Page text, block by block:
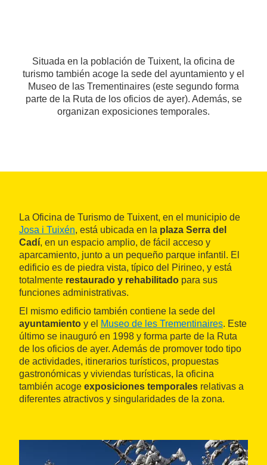
Situada en la población de Tuixent, la oficina de
turismo también acoge la sede del ayuntamiento y el
Museo de las Trementinaires (este segundo forma
parte de la Ruta de los oficios de ayer). Además, se
organizan exposiciones temporales.
La Oficina de Turismo de Tuixent, en el municipio de
Josa i Tuixén, está ubicada en la plaza Serra del
Cadí, en un espacio amplio, de fácil acceso y
aparcamiento, junto a un pequeño parque infantil. El
edificio es de piedra vista, típico del Pirineo, y está
totalmente restaurado y rehabilitado para sus
funciones administrativas.
El mismo edificio también contiene la sede del
ayuntamiento y el Museo de les Trementinaires. Este
último se inauguró en 1998 y forma parte de la Ruta
de los oficios de ayer. Además de promover todo tipo
de actividades, itinerarios turísticos, propuestas
gastronómicas y viviendas turísticas, la oficina
también acoge exposiciones temporales relativas a
diferentes atractivos y singularidades de la zona.